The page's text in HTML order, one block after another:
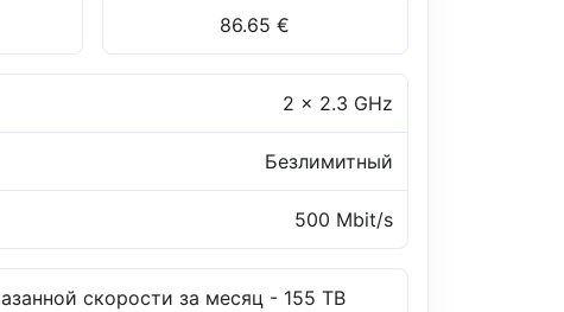
86.65 €
2 x 2.3 GHz
Безлимитный
500 Mbit/s
скорости за месяц - 155 TB